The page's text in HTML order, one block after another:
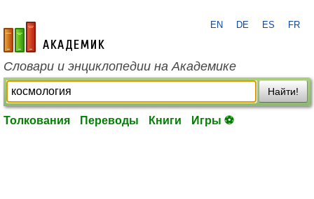
academic.ru
EN DE ES FR
Словари и энциклопедии на Академике
Найти!
Толкования Переводы Книги Игры ⚽